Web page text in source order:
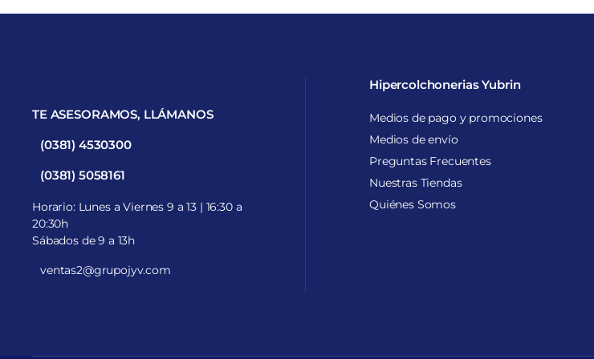
TE ASESORAMOS, LLÁMANOS
(0381) 4530300
(0381) 5058161
Horario: Lunes a Viernes 9 a 13 | 16:30 a
20:30h
Sábados de 9 a 13h
ventas2@grupojyv.com
Hipercolchonerias Yubrin
Medios de pago y promociones
Medios de envío
Preguntas Frecuentes
Nuestras Tiendas
Quiénes Somos